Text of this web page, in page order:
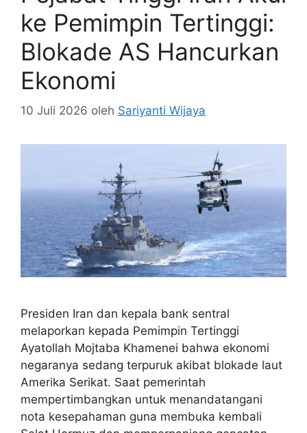
ke Pemimpin Tertinggi:
Blokade AS Hancurkan
Ekonomi
10 Juli 2026 oleh Sariyanti Wijaya
Presiden Iran dan kepala bank sentral
melaporkan kepada Pemimpin Tertinggi
Ayatollah Mojtaba Khamenei bahwa ekonomi
negaranya sedang terpuruk akibat blokade laut
Amerika Serikat. Saat pemerintah
mempertimbangkan untuk menandatangani
nota kesepahaman guna membuka kembali